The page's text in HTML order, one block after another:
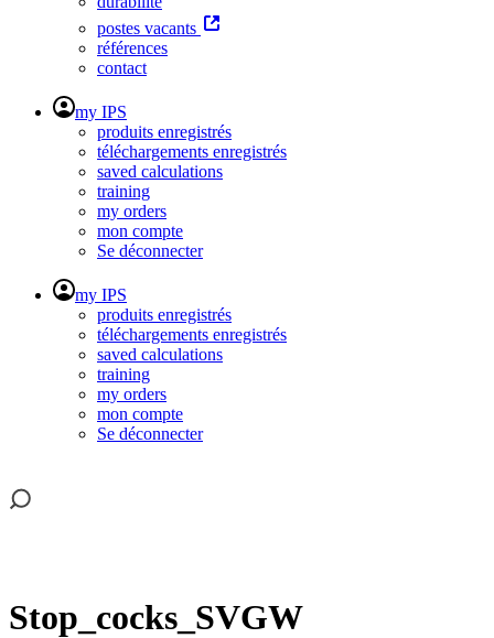
postes vacants
références
contact
my IPS
produits enregistrés
téléchargements enregistrés
saved calculations
training
my orders
mon compte
Se déconnecter
my IPS
produits enregistrés
téléchargements enregistrés
saved calculations
training
my orders
mon compte
Se déconnecter
Stop_cocks_SVGW